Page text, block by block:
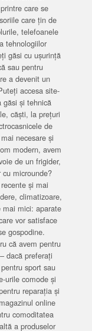
care se
care țin de
telefoanele
tehnologiilor
găsi cu ușurință
sau pentru
a devenit un
accesa site-
găsi și tehnică
căști, la prețuri
de
necesare și
modern, avem
de un frigider,
microunde?
și mai
climatizoare,
mai mici: aparate
vor satisface
gospodine.
că avem pentru
dacă preferați
sport sau
urile comode și
reparația și
online
comoditatea
a produselor